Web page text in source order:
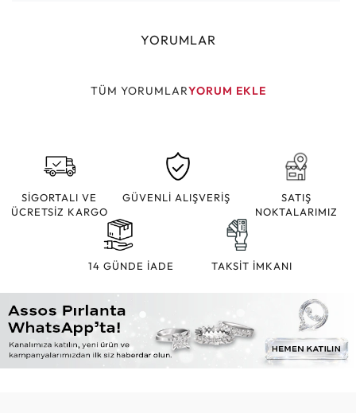
YORUMLAR
TÜM YORUMLARYORUM EKLE
SİGORTALI VE
ÜCRETSİZ KARGO
GÜVENLİ ALIŞVERİŞ
SATIŞ
NOKTALARIMIZ
14 GÜNDE İADE TAKSİT İMKANI